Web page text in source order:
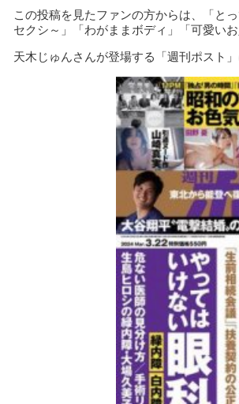
この投稿を見たファンの方からは、「と
セクシ～」「わがままボディ」「可愛い
天木じゅんさんが登場する「週刊ポスト」